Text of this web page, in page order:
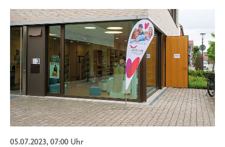
05.07.2023, 07:00 Uhr